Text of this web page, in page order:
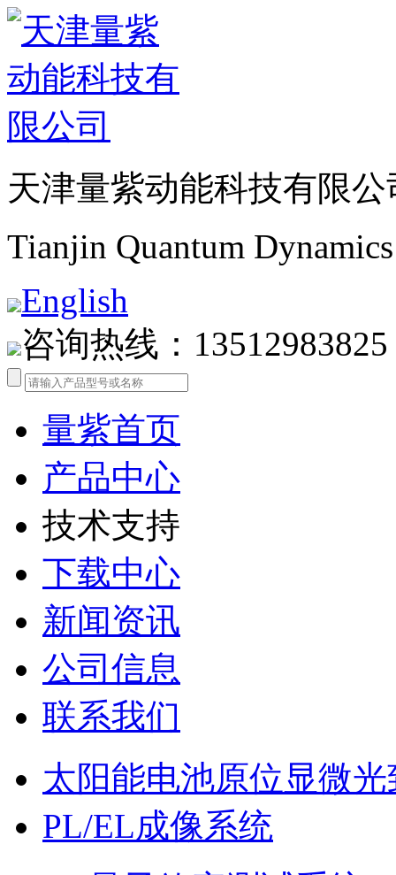
天津量紫动能科技有限公
Tianjin Quantum
English
咨询热线：13512983825
量紫首页
产品中心
技术支持
下载中心
新闻资讯
公司信息
联系我们
太阳能电池原位显微
PL/EL成像系统